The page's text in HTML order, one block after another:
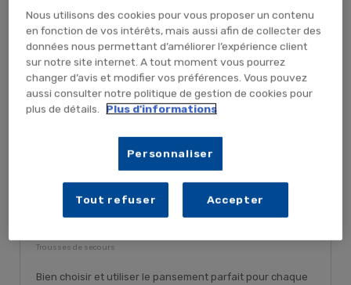
Votre guide Prorisk sur les
pansements : tout ce qu’il faut
savoir
Trousses de secours
Bien choisir et utiliser le pansement parfait pour chaque
Nous utilisons des cookies pour vous proposer un contenu
en fonction de vos intérêts, mais aussi afin de collecter des
données nous permettant d’améliorer l’expérience client
sur notre site internet. A tout moment vous pourrez
changer d’avis et modifier vos préférences. Vous pouvez
aussi consulter notre politique de gestion de cookies pour
plus de détails.
Plus d'informations
Personnaliser
Tout refuser Accepter